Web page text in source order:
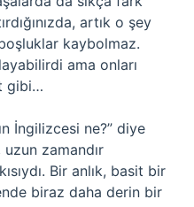
artık o şey
kaybolmaz.
ama onları
gibi…
İngilizcesi ne?” diye
zamandır
Bir anlık, basit bir
biraz daha derin bir